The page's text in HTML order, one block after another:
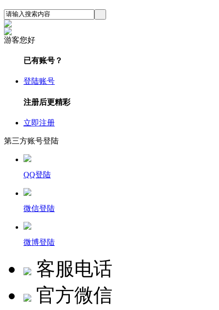
游客您好
已有账号？
登陆账号
注册后更精彩
立即注册
第三方账号登陆
QQ登陆
微信登陆
微博登陆
客服电话
官方微信